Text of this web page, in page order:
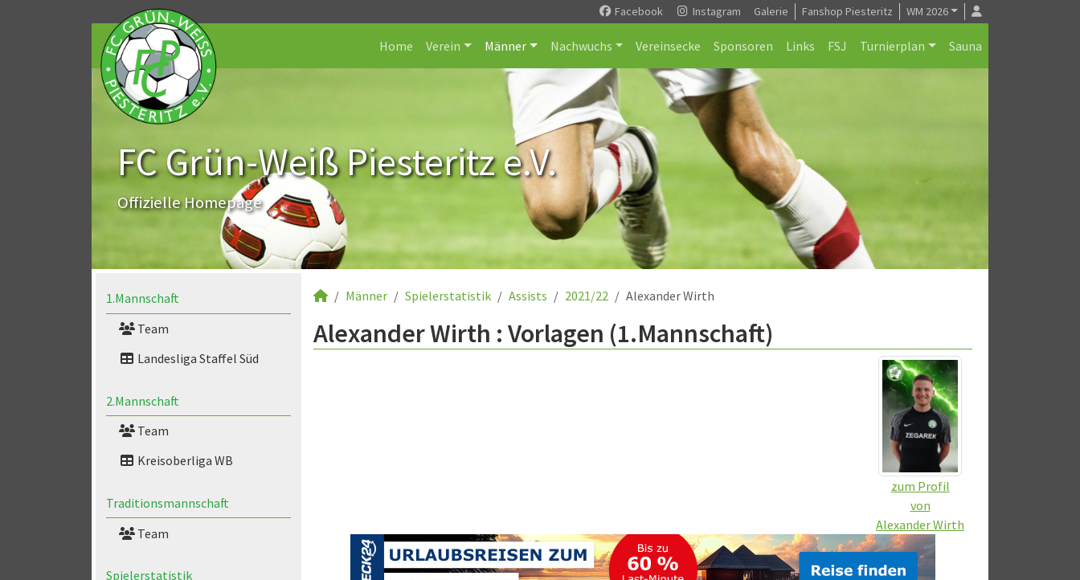
Facebook Instagram Galerie Fanshop Piesteritz WM 2026
Home Verein Männer Nachwuchs Vereinsecke Sponsoren Links FSJ Turnierplan Sauna
FC Grün-Weiß Piesteritz e.V.
Offizielle Homepage
1.Mannschaft
Team
Landesliga Staffel Süd
2.Mannschaft
Team
Kreisoberliga WB
Traditionsmannschaft
Team
Spielerstatistik
Männer Spielerstatistik Assists 2021/22 Alexander Wirth
Alexander Wirth : Vorlagen (1.Mannschaft)
zum Profil
von
Alexander Wirth